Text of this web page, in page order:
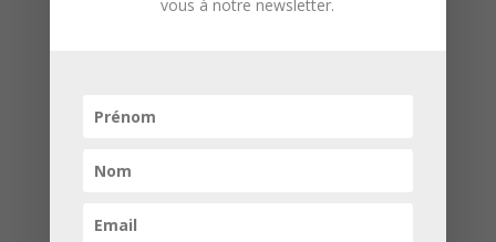
Enfin, j’ai pu
vous à notre newsletter.